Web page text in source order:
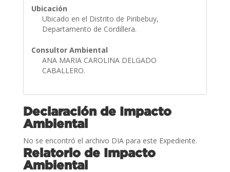
Ubicación
Ubicado en el Distrito de Piribebuy,
Departamento de Cordillera.
Consultor Ambiental
ANA MARIA CAROLINA DELGADO
CABALLERO.
Declaración de Impacto
Ambiental
No se encontró el archivo DIA para este Expediente.
Relatorio de Impacto
Ambiental